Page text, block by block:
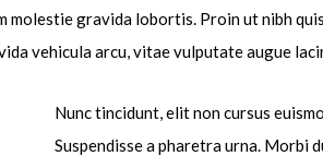
molestie gravida lobortis. Proin ut nibh
vehicula arcu, vitae vulputate augue
Nunc tincidunt, elit non cursus
Suspendisse a pharetra urna. Morbi